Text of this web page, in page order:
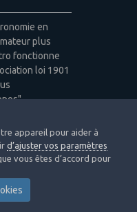
en
plus
fonctionne
loi 1901
Atzeni,
by CC 3.0
JPL-
appareil pour aider à
d’ajuster vos paramètres
vous êtes d’accord pour